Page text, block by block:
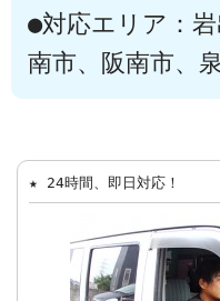
●対応エリア：
南市、阪南市、
★ 24時間、即日対応！